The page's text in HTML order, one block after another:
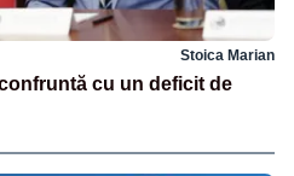
Stoica Marian
cu un deficit de